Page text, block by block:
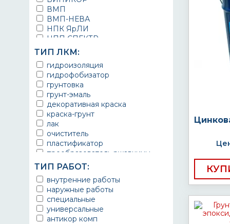
ВМП
ВМП-НЕВА
НПК ЯрЛИ
НПП СПЕКТР
НПФ ЭМАЛЬ
ТЕРМА
УРЕПЛЕН
ТИП ЛКМ:
гидроизоляция
гидрофобизатор
грунтовка
грунт-эмаль
декоративная краска
краска-грунт
лак
очиститель
пластификатор
преобразователь ржавчины
эмаль
Краска
Покрытие
грунт эмаль
защитное покрытие
ТИП РАБОТ:
внутренние работы
наружные работы
специальные
универсальные
антикор комп